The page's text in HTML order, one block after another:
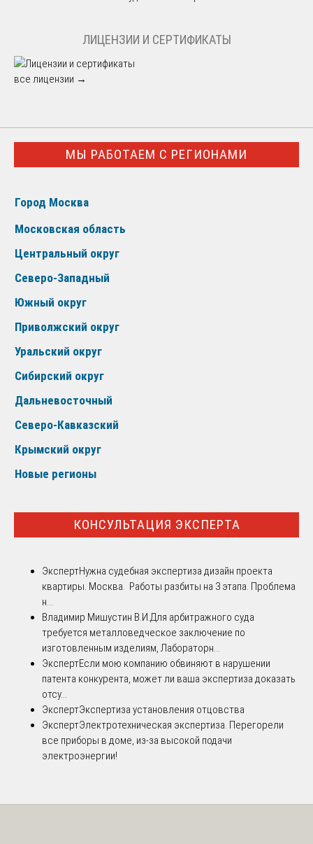
ЛИЦЕНЗИИ И СЕРТИФИКАТЫ
все лицензии →
МЫ РАБОТАЕМ С РЕГИОНАМИ
Город Москва
Московская область
Центральный округ
Северо-Западный
Южный округ
Приволжский округ
Уральский округ
Сибирский округ
Дальневосточный
Северо-Кавказский
Крымский округ
Новые регионы
КОНСУЛЬТАЦИЯ ЭКСПЕРТА
ЭкспертНужна судебная экспертиза дизайн проекта
квартиры. Москва. Работы разбиты на 3 этапа. Проблема
н...
Владимир Мишустин В.И.Для арбитражного суда
требуется металловедческое заключение по
изготовленным изделиям, Лабораторн...
ЭкспертЕсли мою компанию обвиняют в нарушении
патента конкурента, может ли ваша экспертиза доказать
отсу...
ЭкспертЭкспертиза установления отцовства
ЭкспертЭлектротехническая экспертиза. Перегорели
все приборы в доме, из-за высокой подачи
электроэнергии!